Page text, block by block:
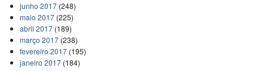
junho 2017(248)
maio 2017(225)
abril 2017(189)
março 2017(238)
fevereiro 2017(195)
janeiro 2017(184)